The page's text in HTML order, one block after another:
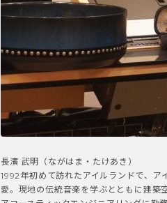
長濱 武明（ながはま・たけあき）
1992年初めて訪れたアイルランドで、
愛。現地の伝統音楽を学ぶとともに建築